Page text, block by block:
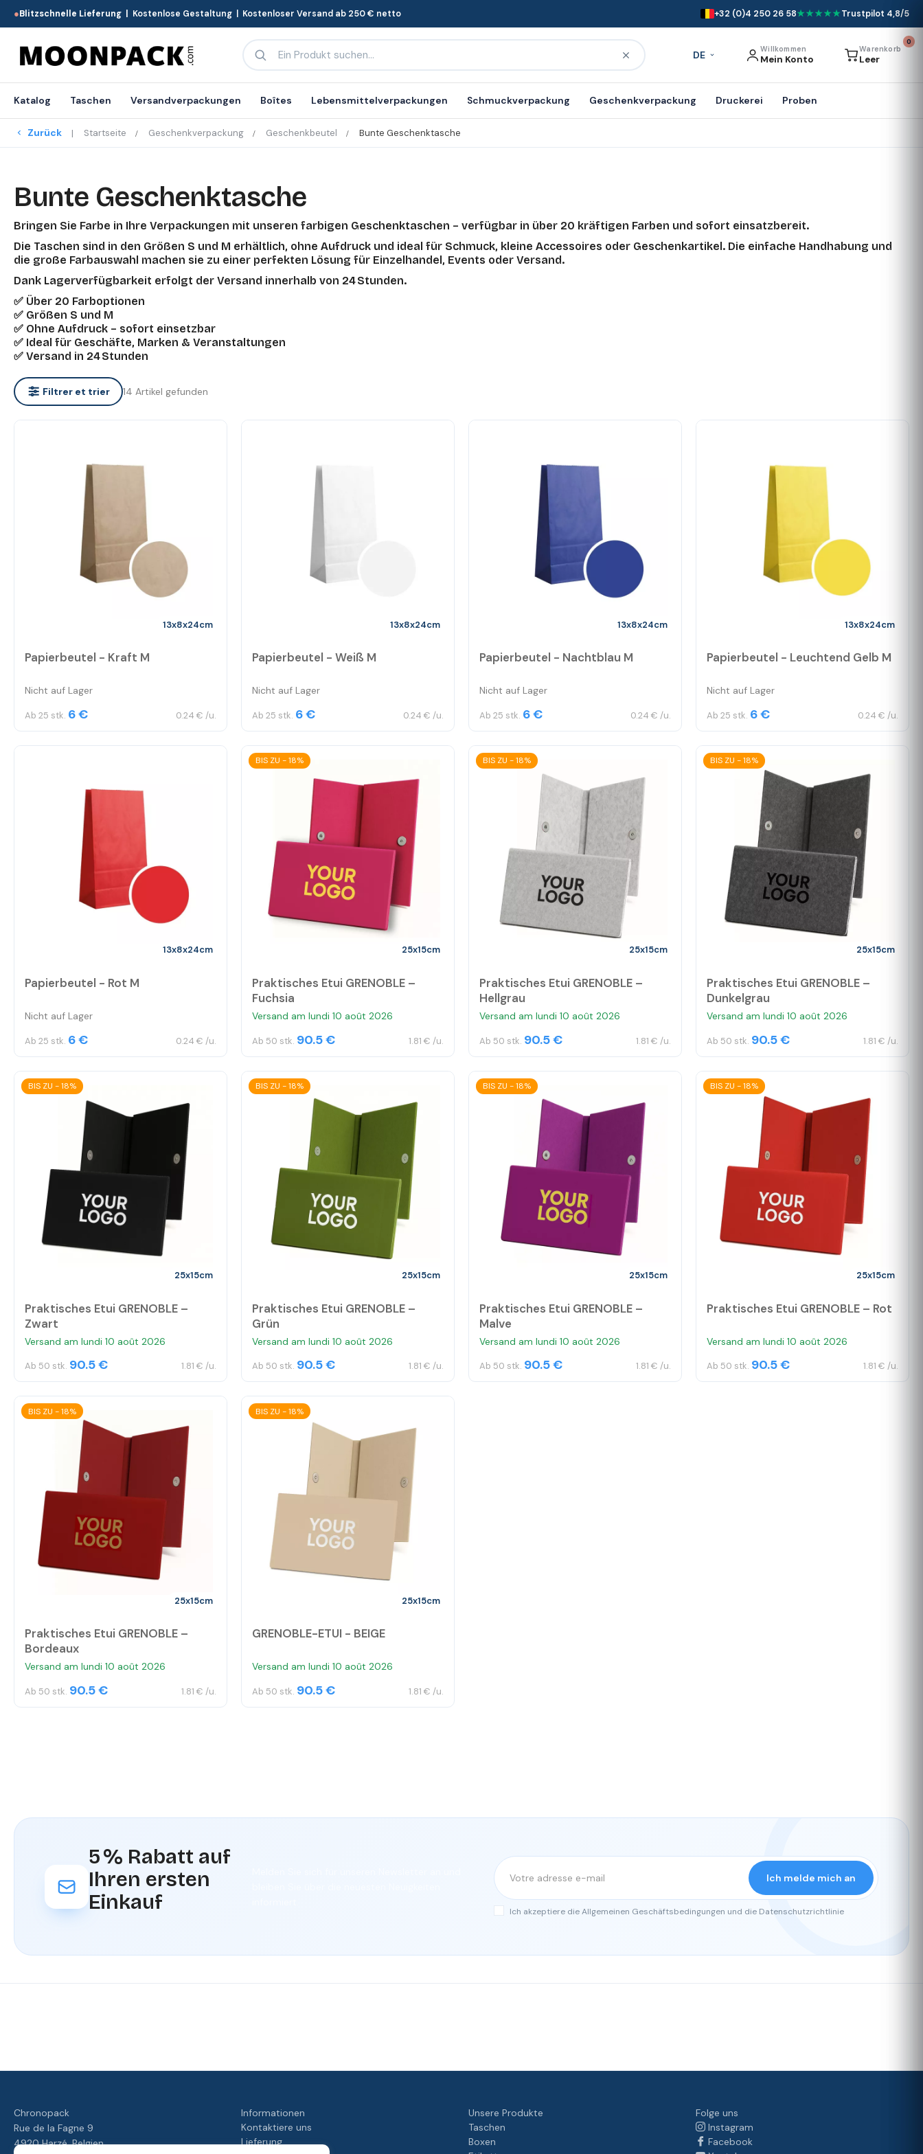
●Blitzschnelle Lieferung | Kostenlose Gestaltung | Kostenloser Versand ab 250 € netto +32 (0)4 250 26 58★★★★★Trustpilot 4,8/5
DE Willkommen
Mein Konto
0
Warenkorb
Leer
Katalog Taschen Versandverpackungen Boîtes Lebensmittelverpackungen Schmuckverpackung Geschenkverpackung Druckerei Proben
Zurück Startseite Geschenkverpackung Geschenkbeutel Bunte Geschenktasche
Bunte Geschenktasche
Bringen Sie Farbe in Ihre Verpackungen mit unseren farbigen Geschenktaschen – verfügbar in über 20 kräftigen Farben und sofort einsatzbereit.
Die Taschen sind in den Größen S und M erhältlich, ohne Aufdruck und ideal für Schmuck, kleine Accessoires oder Geschenkartikel. Die einfache Handhabung und
die große Farbauswahl machen sie zu einer perfekten Lösung für Einzelhandel, Events oder Versand.
Dank Lagerverfügbarkeit erfolgt der Versand innerhalb von 24 Stunden.
✅ Über 20 Farboptionen
✅ Größen S und M
✅ Ohne Aufdruck – sofort einsetzbar
✅ Ideal für Geschäfte, Marken & Veranstaltungen
✅ Versand in 24 Stunden
Filtrer et trier 14 Artikel gefunden
13x8x24cm
Papierbeutel - Kraft M
Nicht auf Lager
Ab 25 stk. 6 € 0.24 € /u.
13x8x24cm
Papierbeutel - Weiß M
Nicht auf Lager
Ab 25 stk. 6 € 0.24 € /u.
13x8x24cm
Papierbeutel - Nachtblau M
Nicht auf Lager
Ab 25 stk. 6 € 0.24 € /u.
13x8x24cm
Papierbeutel - Leuchtend Gelb M
Nicht auf Lager
Ab 25 stk. 6 € 0.24 € /u.
13x8x24cm
Papierbeutel - Rot M
Nicht auf Lager
Ab 25 stk. 6 € 0.24 € /u.
25x15cm
BIS ZU - 18%
Praktisches Etui GRENOBLE –
Fuchsia
Versand am lundi 10 août 2026
Ab 50 stk. 90.5 € 1.81 € /u.
25x15cm
BIS ZU - 18%
Praktisches Etui GRENOBLE –
Hellgrau
Versand am lundi 10 août 2026
Ab 50 stk. 90.5 € 1.81 € /u.
25x15cm
BIS ZU - 18%
Praktisches Etui GRENOBLE –
Dunkelgrau
Versand am lundi 10 août 2026
Ab 50 stk. 90.5 € 1.81 € /u.
25x15cm
BIS ZU - 18%
Praktisches Etui GRENOBLE –
Zwart
Versand am lundi 10 août 2026
Ab 50 stk. 90.5 € 1.81 € /u.
25x15cm
BIS ZU - 18%
Praktisches Etui GRENOBLE –
Grün
Versand am lundi 10 août 2026
Ab 50 stk. 90.5 € 1.81 € /u.
25x15cm
BIS ZU - 18%
Praktisches Etui GRENOBLE –
Malve
Versand am lundi 10 août 2026
Ab 50 stk. 90.5 € 1.81 € /u.
25x15cm
BIS ZU - 18%
Praktisches Etui GRENOBLE – Rot
Versand am lundi 10 août 2026
Ab 50 stk. 90.5 € 1.81 € /u.
25x15cm
BIS ZU - 18%
Praktisches Etui GRENOBLE –
Bordeaux
Versand am lundi 10 août 2026
Ab 50 stk. 90.5 € 1.81 € /u.
25x15cm
BIS ZU - 18%
GRENOBLE-ETUI - BEIGE
Versand am lundi 10 août 2026
Ab 50 stk. 90.5 € 1.81 € /u.
5 % Rabatt auf
Ihren ersten
Einkauf
Ich melde mich an
Ich akzeptiere die Allgemeinen Geschäftsbedingungen und die Datenschutzrichtlinie
Chronopack
Rue de la Fagne 9
4920 Harzé, Belgien
Informationen
Kontaktiere uns
Lieferung
Unsere Produkte
Taschen
Boxen
Folge uns
Instagram
Facebook